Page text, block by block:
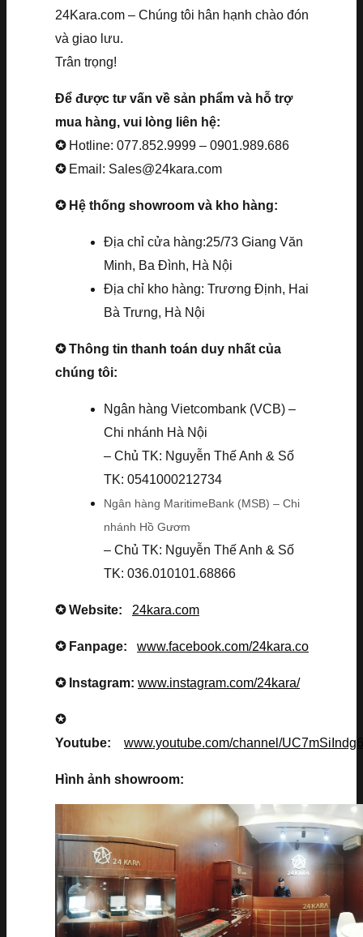
24Kara.com – Chúng tôi hân hạnh chào đón
và giao lưu.
Trân trọng!
Để được tư vấn về sản phẩm và hỗ trợ
mua hàng, vui lòng liên hệ:
✪ Hotline: 077.852.9999 – 0901.989.686
✪ Email: Sales@24kara.com
✪ Hệ thống showroom và kho hàng:
Địa chỉ cửa hàng:25/73 Giang Văn
Minh, Ba Đình, Hà Nội
Địa chỉ kho hàng: Trương Định, Hai
Bà Trưng, Hà Nội
✪ Thông tin thanh toán duy nhất của
chúng tôi:
Ngân hàng Vietcombank (VCB) –
Chi nhánh Hà Nội
– Chủ TK: Nguyễn Thế Anh & Số
TK: 0541000212734
Ngân hàng MaritimeBank (MSB) – Chi
nhánh Hồ Gươm
– Chủ TK: Nguyễn Thế Anh & Số
TK: 036.010101.68866
✪ Website: 24kara.com
✪ Fanpage: www.facebook.com/24kara.co
✪ Instagram: www.instagram.com/24kara/
✪
Youtube: www.youtube.com/channel/
Hình ảnh showroom: